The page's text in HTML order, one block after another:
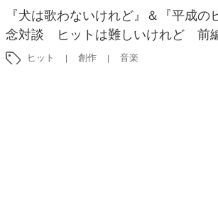
『犬は歌わないけれど』＆『平成の
念対談 ヒットは難しいけれど 前
ヒット 創作 音楽